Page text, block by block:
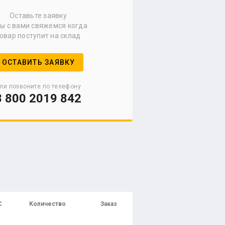
Оставьте заявку
с вами свяжемся когда
поступит на склад
ОСТАВИТЬ ЗАЯВКУ
позвоните по телефону
800 2019 842
Количество Заказ